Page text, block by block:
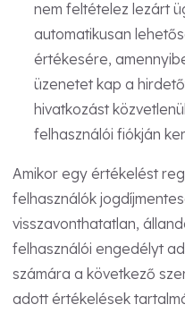
nem feltételez lezárt
automatikusan
értékesére,
üzenetet kap a
hivatkozást
felhasználói fiókján
Amikor egy értékelést
felhasználók
visszavonthatatlan,
felhasználói engedélyt
számára a következő
adott értékelések